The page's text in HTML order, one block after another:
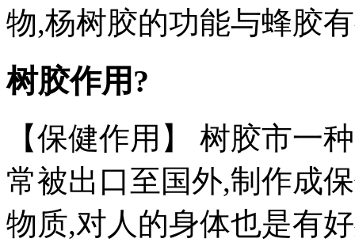
物,杨树胶的功能与蜂胶
树胶作用?
【保健作用】 树胶市一
常被出口至国外,制作成
物质,对人的身体也是有